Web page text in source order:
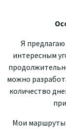
Я
интересным
можно
количество
Мои маршруты